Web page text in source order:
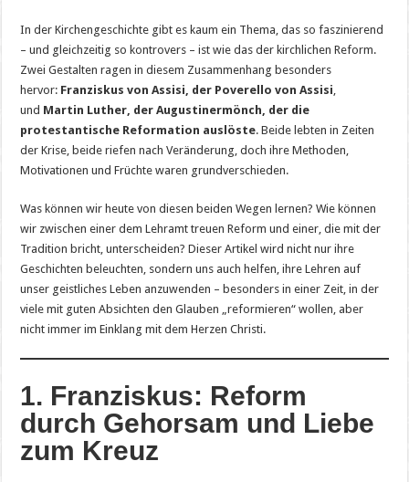
In der Kirchengeschichte gibt es kaum ein Thema, das so faszinierend
– und gleichzeitig so kontrovers – ist wie das der kirchlichen Reform.
Zwei Gestalten ragen in diesem Zusammenhang besonders
hervor: Franziskus von Assisi, der Poverello von Assisi,
und Martin Luther, der Augustinermönch, der die
protestantische Reformation auslöste. Beide lebten in Zeiten
der Krise, beide riefen nach Veränderung, doch ihre Methoden,
Motivationen und Früchte waren grundverschieden.
Was können wir heute von diesen beiden Wegen lernen? Wie können
wir zwischen einer dem Lehramt treuen Reform und einer, die mit der
Tradition bricht, unterscheiden? Dieser Artikel wird nicht nur ihre
Geschichten beleuchten, sondern uns auch helfen, ihre Lehren auf
unser geistliches Leben anzuwenden – besonders in einer Zeit, in der
viele mit guten Absichten den Glauben „reformieren“ wollen, aber
nicht immer im Einklang mit dem Herzen Christi.
1. Franziskus: Reform
durch Gehorsam und Liebe
zum Kreuz